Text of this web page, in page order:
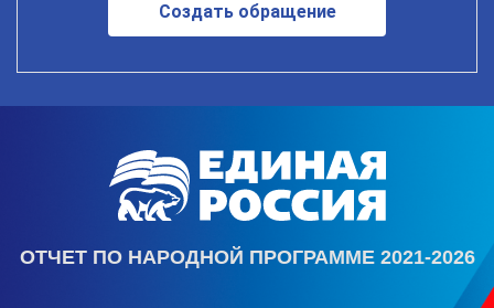
Создать обращение
ОТЧЕТ ПО НАРОДНОЙ ПРОГРАММЕ 2021-2026